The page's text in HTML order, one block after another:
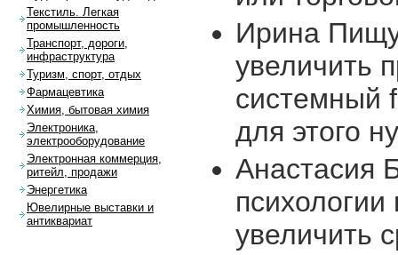
Ирина
увеличить
системный
для этого
Анастасия
увеличить
Текстиль. Легкая
промышленность
Транспорт, дороги,
инфраструктура
Туризм, спорт, отдых
Фармацевтика
Химия, бытовая химия
Электроника,
электрооборудование
Электронная коммерция,
ритейл, продажи
Энергетика
Ювелирные выставки и
антиквариат